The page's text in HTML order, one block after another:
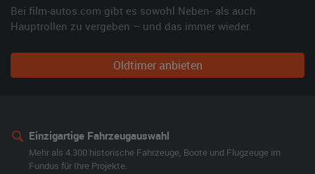
Bei film-autos.com gibt es sowohl Neben- als auch
Hauptrollen zu vergeben – und das immer wieder.
Oldtimer anbieten
Einzigartige Fahrzeugauswahl
Mehr als 4.300 historische Fahrzeuge, Boote und Flugzeuge im
Fundus für Ihre Projekte.